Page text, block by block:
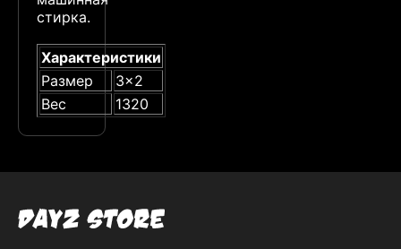
стирка.
Характеристики
Размер
3x2
Вес
1320